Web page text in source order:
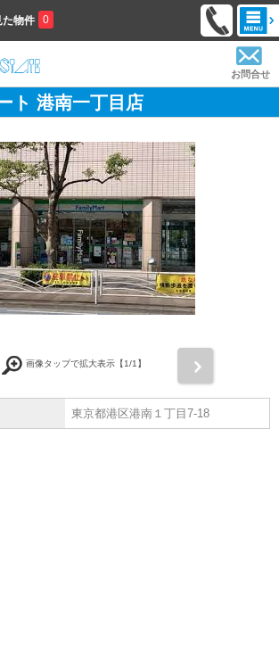
た物件 0
お問合せ
ト 港南一丁目店
画像タップで拡大表示【1/1】
東京都港区港南１丁目7-18